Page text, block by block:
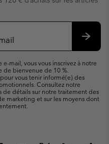
mail, vous vous inscrivez à notre
de bienvenue de 10 %.
vous tenir informé(e) des
Consultez notre
de détails sur notre traitement des
marketing et sur les moyens dont